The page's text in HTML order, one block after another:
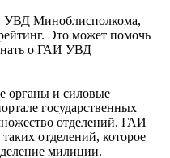
УВД Миноблисполкома,
Это может помочь
о ГАИ УВД
органы и силовые
государственных
отделений. ГАИ
отделений, которое
милиции.